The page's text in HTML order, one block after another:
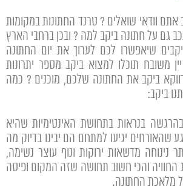
וודאי שואלים ? טרנד החתונות במקומות
גם על חתונה ביקב למה ? ובכן ברחבי הארץ
שיאפשרו לכם לערוך את יום החתונה
משובח תוכלו למצוא ביקב מספר יתרונות
ביקב את החתונה שלכם, מוכנים ? כמה
ביקב:
בנראות בתחושת האינטימיות שהיא
שהאורחים יגיעו למתחם הם יבינו בדיוק מה
נינוחה מדשאות ירוקות ונוף עוצר נשימה,
והכי חשוב תחושה שזה המקום ופיסה
מלאכת החתונה.